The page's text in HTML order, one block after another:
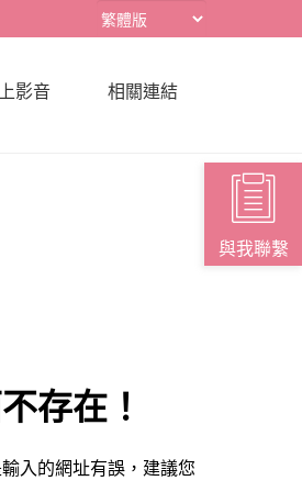
影音 相關連結
存在！
入的網址有誤，建議您
與我聯繫